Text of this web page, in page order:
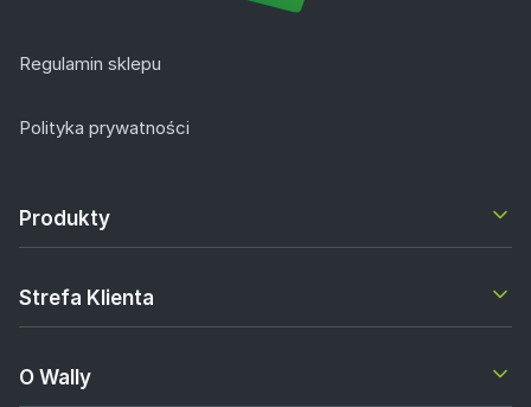
Regulamin sklepu
Polityka prywatności
Produkty
Strefa Klienta
O Wally